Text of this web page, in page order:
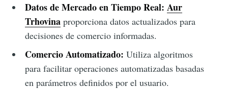
Datos de Mercado en Tiempo Real: Aur
Trhovinaproporciona datos actualizados para
decisiones de comercio informadas.
Comercio Automatizado: Utiliza algoritmos
para facilitar operaciones automatizadas basadas
en parámetros definidos por el usuario.